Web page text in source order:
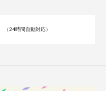
（24時間自動対応）